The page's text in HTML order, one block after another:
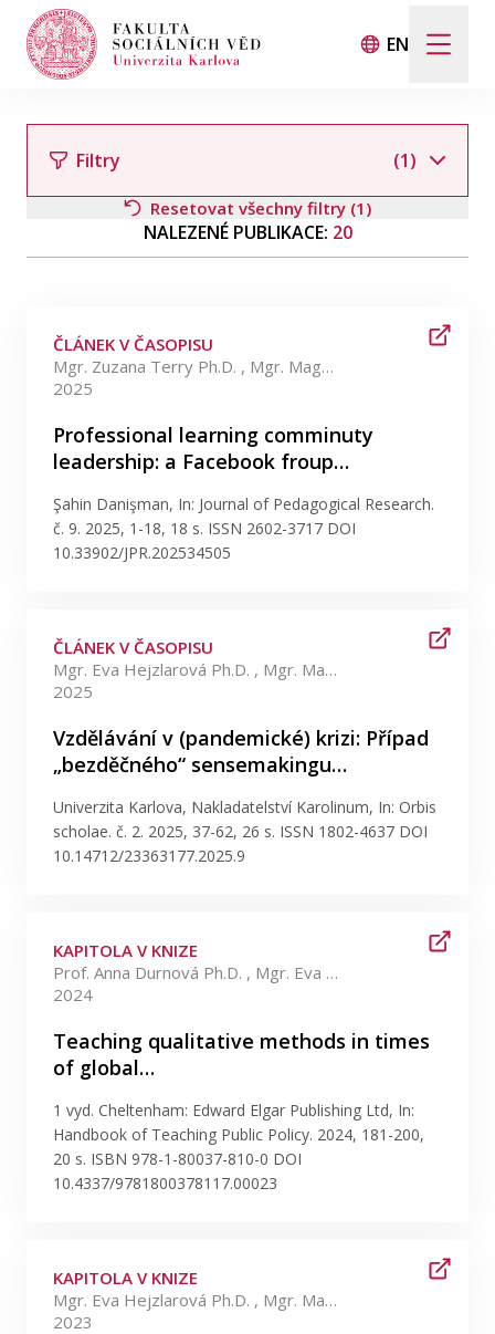
EN
Ocenění
Blog
Publikace
Lidé
NALEZENÉ PUBLIKACE: 20
ČLÁNEK V ČASOPISU
Mgr. Zuzana Terry Ph.D. , Mgr. Magdalena Mouralová Ph.D.
2025
Professional learning comminuty
leadership: a Facebook froup…
Şahin Danişman, In: Journal of Pedagogical Research.
č. 9. 2025, 1-18, 18 s. ISSN 2602-3717 DOI
10.33902/JPR.202534505
ČLÁNEK V ČASOPISU
Mgr. Eva Hejzlarová Ph.D. , Mgr. Magdalena Mouralová Ph.D. +1 více
2025
Vzdělávání v (pandemické) krizi: Případ
„bezděčného“ sensemakingu…
Univerzita Karlova, Nakladatelství Karolinum, In: Orbis
scholae. č. 2. 2025, 37-62, 26 s. ISSN 1802-4637 DOI
10.14712/23363177.2025.9
KAPITOLA V KNIZE
Prof. Anna Durnová Ph.D. , Mgr. Eva Hejzlarová Ph.D.
2024
Teaching qualitative methods in times
of global…
1 vyd. Cheltenham: Edward Elgar Publishing Ltd, In:
Handbook of Teaching Public Policy. 2024, 181-200,
20 s. ISBN 978-1-80037-810-0 DOI
10.4337/9781800378117.00023
KAPITOLA V KNIZE
Mgr. Eva Hejzlarová Ph.D. , Mgr. Magdalena Mouralová Ph.D.
2023
Filtry (1)
Filtrovat podle data
Resetovat všechny filtry (1)